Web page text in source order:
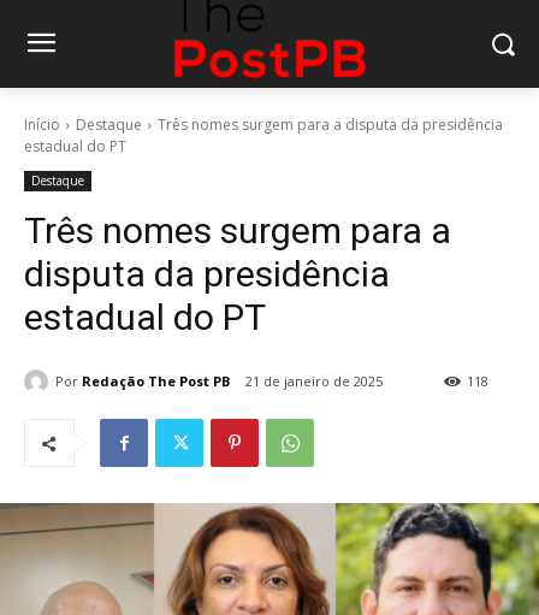
Início Destaque
Três nomes surgem para a disputa da presidência
estadual do PT
Destaque
Três nomes surgem para a
disputa da presidência
estadual do PT
Por Redação The Post PB 21 de janeiro de 2025 118